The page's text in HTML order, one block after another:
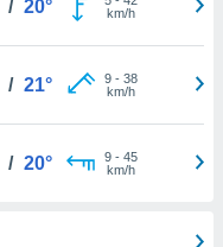
/ 20°
km/h
/ 21° 9- 38
km/h
/ 20° 9- 45
km/h